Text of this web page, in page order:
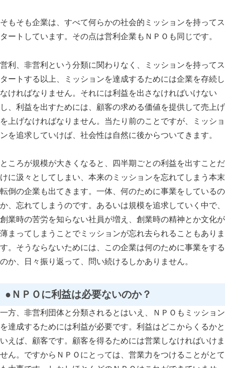
そもそも企業は、すべて何らかの社会的ミッションを持ってス
タートしています。その点は営利企業もＮＰＯも同じです。
営利、非営利という分類に関わりなく、ミッションを持ってス
タートする以上、ミッションを達成するためには企業を存続し
なければなりません。それには利益を出さなければいけない
し、利益を出すためには、顧客の求める価値を提供して売上げ
を上げなければなりません。当たり前のことですが、ミッショ
ンを追求していけば、社会性は自然に後からついてきます。
ところが規模が大きくなると、四半期ごとの利益を出すことだ
けに汲々としてしまい、本来のミッションを忘れてしまう本末
転倒の企業も出てきます。一体、何のために事業をしているの
か、忘れてしまうのです。あるいは規模を追求していく中で、
創業時の苦労を知らない社員が増え、創業時の精神とか文化が
薄まってしまうことでミッションが忘れ去られることもありま
す。そうならないためには、この企業は何のために事業をする
のか、日々振り返って、問い続けるしかありません。
●ＮＰＯに利益は必要ないのか？
一方、非営利団体と分類されるとはいえ、ＮＰＯもミッション
を達成するためには利益が必要です。利益はどこからくるかと
いえば、顧客です。顧客を得るためには営業しなければいけま
せん。ですからＮＰＯにとっては、営業力をつけることがとて